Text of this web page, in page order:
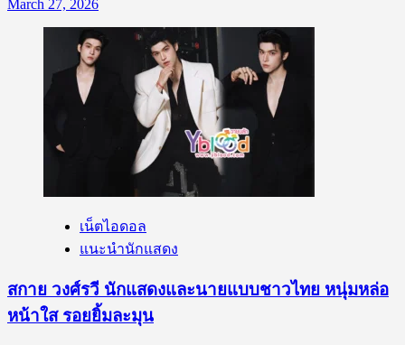
March 27, 2026
เน็ตไอดอล
แนะนำนักแสดง
สกาย วงศ์รวี นักแสดงและนายแบบชาวไทย หนุ่มหล่อ
หน้าใส รอยยิ้มละมุน